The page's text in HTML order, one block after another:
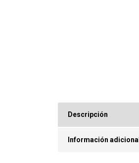
Descripción
Información adicional